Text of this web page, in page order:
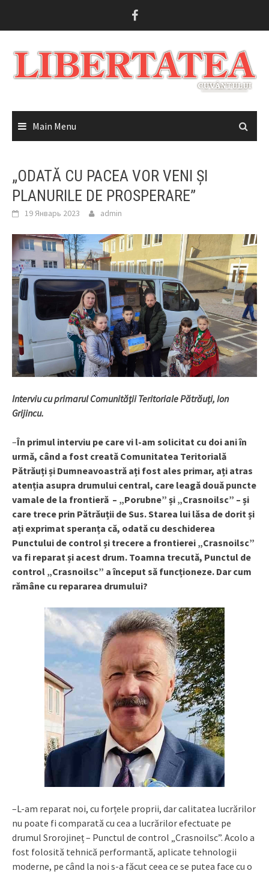
Main Menu
„ODATĂ CU PACEA VOR VENI ȘI
PLANURILE DE PROSPERARE”
19 Январь 2023 admin
Interviu cu primarul Comunității Teritoriale Pătrăuți, Ion
Grijincu.
–În primul interviu pe care vi l-am solicitat cu doi ani în
urmă, când a fost creată Comunitatea Teritorială
Pătrăuți și Dumneavoastră ați fost ales primar, ați atras
atenția asupra drumului central, care leagă două puncte
vamale de la frontieră – „Porubne” și „Crasnoilsc” – și
care trece prin Pătrăuții de Sus. Starea lui lăsa de dorit și
ați exprimat speranța că, odată cu deschiderea
Punctului de control și trecere a frontierei „Crasnoilsc”
va fi reparat și acest drum. Toamna trecută, Punctul de
control „Crasnoilsc” a început să funcționeze. Dar cum
rămâne cu repararea drumului?
–L-am reparat noi, cu forțele proprii, dar calitatea lucrărilor
nu poate fi comparată cu cea a lucrărilor efectuate pe
drumul Srorojineț – Punctul de control „Crasnoilsc”. Acolo a
fost folosită tehnică performantă, aplicate tehnologii
moderne, pe când la noi s-a făcut ceea ce se putea face cu o